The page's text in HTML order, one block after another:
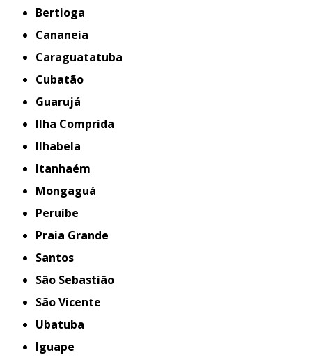
Bertioga
Cananeia
Caraguatatuba
Cubatão
Guarujá
Ilha Comprida
Ilhabela
Itanhaém
Mongaguá
Peruíbe
Praia Grande
Santos
São Sebastião
São Vicente
Ubatuba
iguape